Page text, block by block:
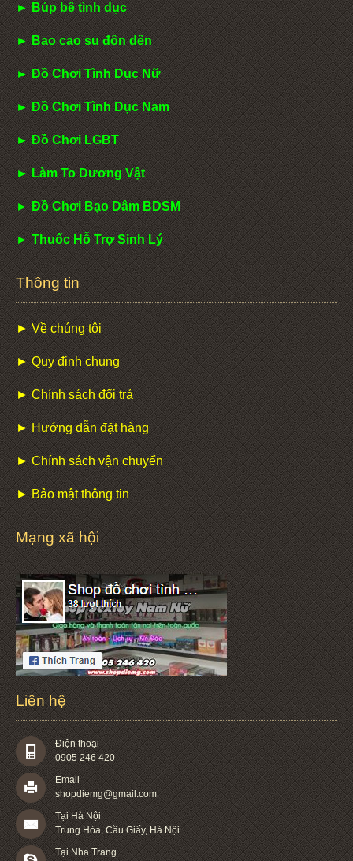
► Búp bê tình dục
► Bao cao su đôn dên
► Đồ Chơi Tình Dục Nữ
► Đồ Chơi Tình Dục Nam
► Đồ Chơi LGBT
► Làm To Dương Vật
► Đồ Chơi Bạo Dâm BDSM
► Thuốc Hỗ Trợ Sinh Lý
Thông tin
► Về chúng tôi
► Quy định chung
► Chính sách đổi trả
► Hướng dẫn đặt hàng
► Chính sách vận chuyển
► Bảo mật thông tin
Mạng xã hội
Liên hệ
Điện thoại
0905 246 420
Email
shopdiemg@gmail.com
Tại Hà Nội
Trung Hòa, Cầu Giấy, Hà Nội
Tại Nha Trang